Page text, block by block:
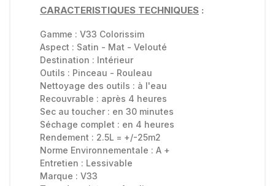
CARACTERISTIQUES TECHNIQUES :
Gamme : V33 Colorissim
Aspect : Satin - Mat - Velouté
Destination : Intérieur
Outils : Pinceau - Rouleau
Nettoyage des outils : à l'eau
Recouvrable : après 4 heures
Sec au toucher : en 30 minutes
Séchage complet : en 4 heures
Rendement : 2.5L = +/-25m2
Norme Environnementale : A +
Entretien : Lessivable
Marque : V33